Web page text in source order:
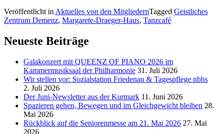
Veröffentlicht in Aktuelles von den MitgliedernTagged Geistliches
Zentrum Demenz, Margarete-Draeger-Haus, Tanzcafé
Neueste Beiträge
Galakonzert mit QUEENZ OF PIANO 2026 im
Kammermusiksaal der Philharmonie 31. Juli 2026
Wir stellen vor: Sozialstation Friedenau & Tagespflege nbhs
2. Juli 2026
Der Juni-Newsletter aus der Kurmark 11. Juni 2026
Spazieren gehen, Bewegen und im Gleichgewicht bleiben 28.
Mai 2026
Rückblick auf die Seniorenmesse am 21. Mai 2026 27. Mai
2026